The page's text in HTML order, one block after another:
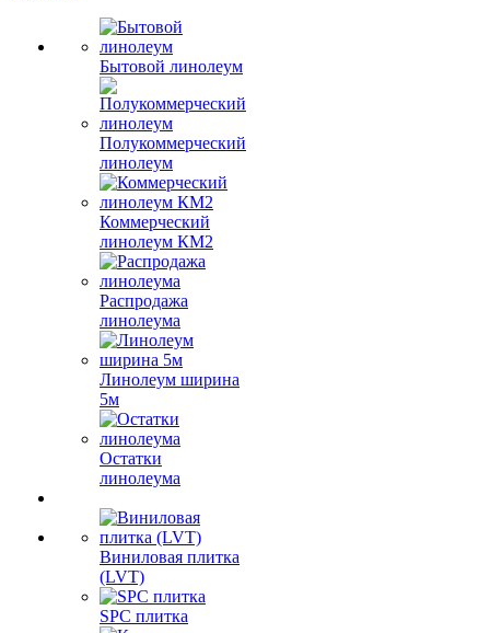
Бытовой линолеум
Полукоммерческий
линолеум
Коммерческий
линолеум КМ2
Распродажа
линолеума
Линолеум ширина
5м
Остатки
линолеума
Виниловая плитка
(LVT)
SPC плитка